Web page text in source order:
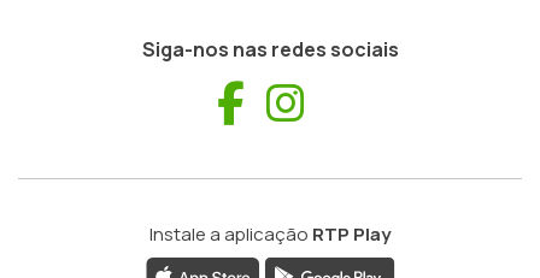
Siga-nos nas redes sociais
Facebook
Instale a aplicação RTP Play